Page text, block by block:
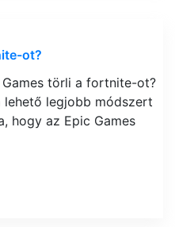
ot?
törli a fortnite-ot?
lehető legjobb módszert
hogy az Epic Games